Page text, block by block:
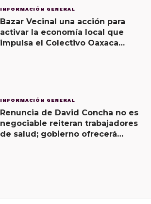
INFORMACIÓN GENERAL
Bazar Vecinal una acción para
activar la economía local que
impulsa el Colectivo Oaxaca
INFORMACIÓN GENERAL
Renuncia de David Concha no es
negociable reiteran trabajadores
de salud; gobierno ofrecerá